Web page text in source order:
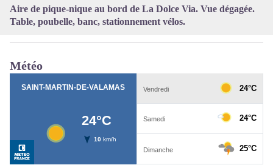
Aire de pique-nique au bord de La Dolce Via. Vue dégagée.
Table, poubelle, banc, stationnement vélos.
Météo